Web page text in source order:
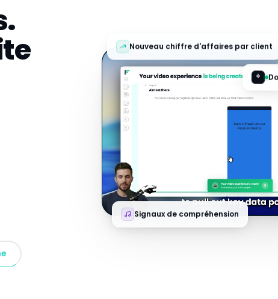
Nouveau chiffre d'affaires par client
Signaux de compréhension